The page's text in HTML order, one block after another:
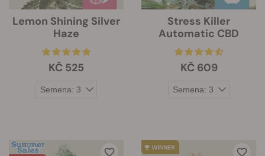
Lemon Shining Silver
Haze
KČ 525
Stress Killer
Automatic CBD
KČ 609